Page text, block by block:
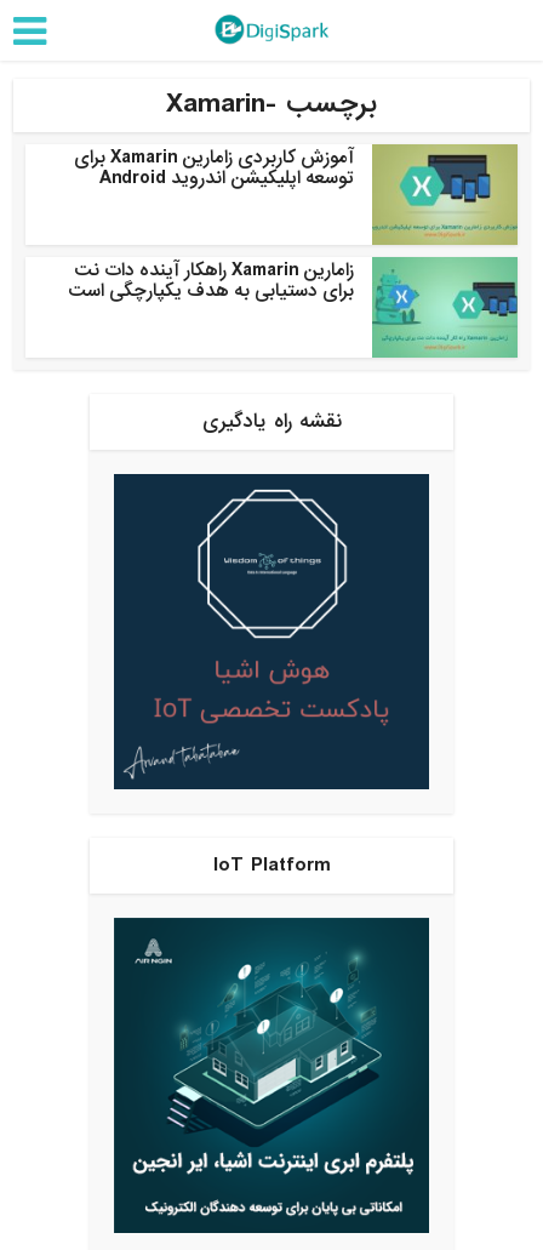
برچسب -Xamarin
آموزش کاربردی زامارین Xamarin برای
توسعه اپلیکیشن اندروید Android
زامارین Xamarin راهکار آینده دات نت
برای دستیابی به هدف یکپارچگی است
نقشه راه یادگیری
IoT Platform